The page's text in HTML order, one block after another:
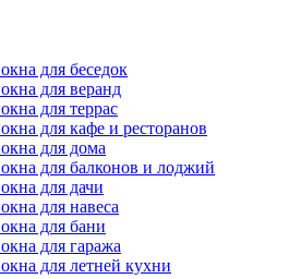
для беседок
для веранд
для террас
для кафе и ресторанов
для дома
для балконов и лоджий
для дачи
для навеса
для бани
для гаража
для летней кухни